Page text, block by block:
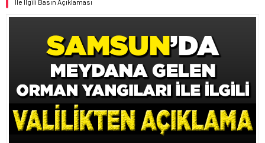
İle İlgili Basın Açıklaması